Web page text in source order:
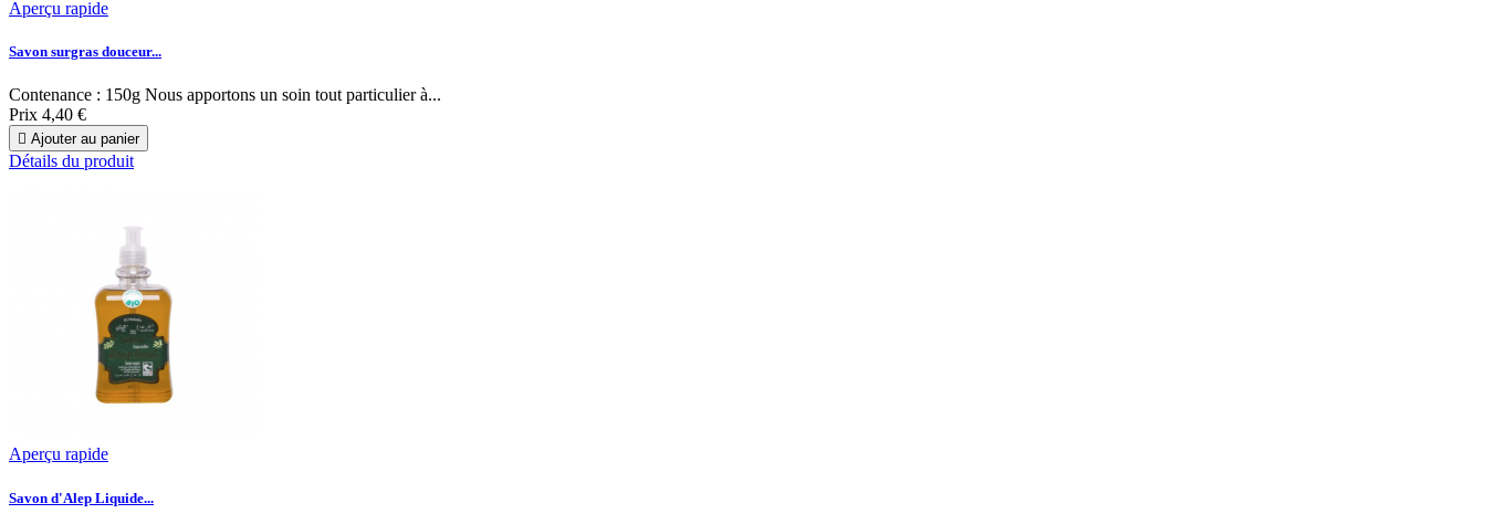
Aperçu rapide
Savon surgras douceur...
Contenance : 150g Nous apportons un soin tout particulier à...
Prix 4,40 €
 Ajouter au panier
Détails du produit
Aperçu rapide
Savon d'Alep Liquide...